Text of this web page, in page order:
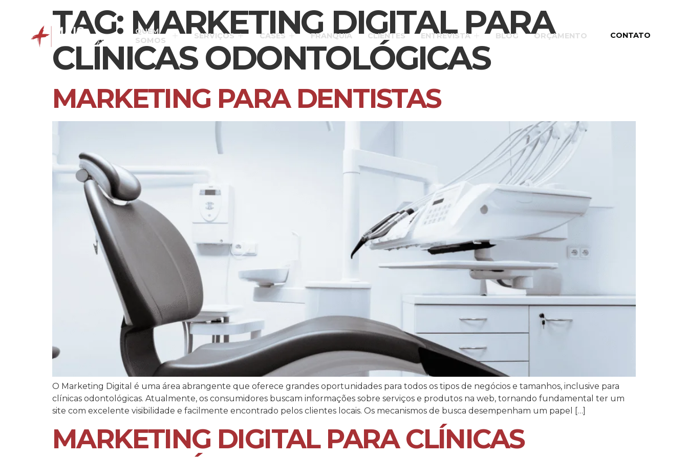
QUEM
SOMOS
SERVIÇOS CASES FRANQUIA CLIENTES ENTREVISTA BLOG ORÇAMENTO CONTATO
TAG: MARKETING DIGITAL PARA
CLÍNICAS ODONTOLÓGICAS
MARKETING PARA DENTISTAS
O Marketing Digital é uma área abrangente que oferece grandes oportunidades para todos os tipos de negócios e tamanhos, inclusive para
clínicas odontológicas. Atualmente, os consumidores buscam informações sobre serviços e produtos na web, tornando fundamental ter um
site com excelente visibilidade e facilmente encontrado pelos clientes locais. Os mecanismos de busca desempenham um papel […]
MARKETING DIGITAL PARA CLÍNICAS